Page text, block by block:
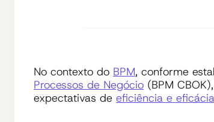
No contexto do BPM, conforme
Processos de Negócio (BPM
expectativas de eficiência e eficácia